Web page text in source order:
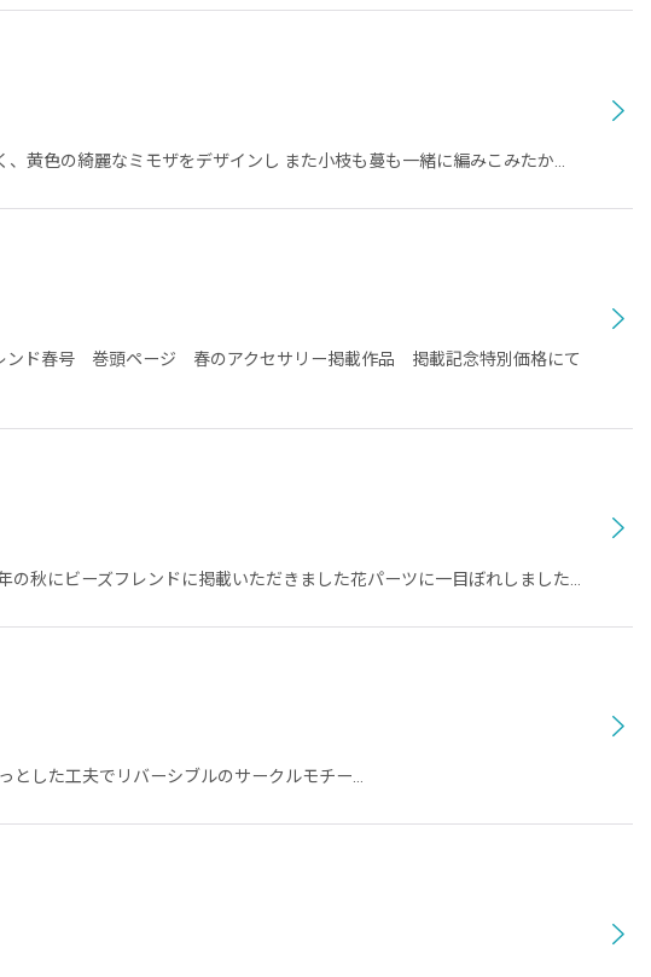
色の綺麗なミモザをデザインし また小枝も蔓も一緒に編みこみたか…
ド春号 巻頭ページ 春のアクセサリー掲載作品 掲載記念特別価格にて
にビーズフレンドに掲載いただきました花パーツに一目ぼれしました…
した工夫でリバーシブルのサークルモチー…